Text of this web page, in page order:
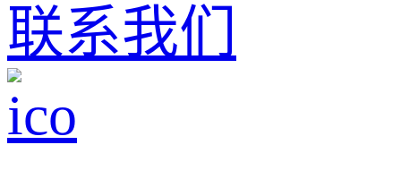
联系我们